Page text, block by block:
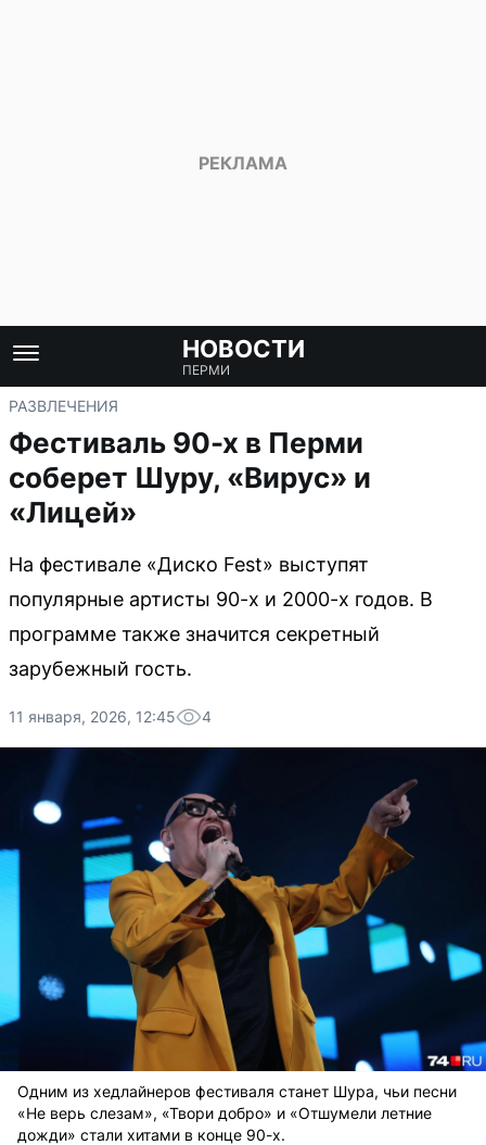
НОВОСТИ
ПЕРМИ
РАЗВЛЕЧЕНИЯ
Фестиваль 90-х в Перми
соберет Шуру, «Вирус» и
«Лицей»
На фестивале «Диско Fest» выступят
популярные артисты 90-х и 2000-х годов. В
программе также значится секретный
зарубежный гость.
11 января, 2026, 12:45 4
Одним из хедлайнеров фестиваля станет Шура, чьи песни
«Не верь слезам», «Твори добро» и «Отшумели летние
дожди» стали хитами в конце 90-х.